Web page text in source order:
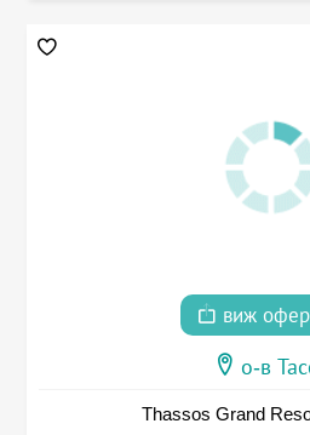
виж
о-в
Thassos Grand